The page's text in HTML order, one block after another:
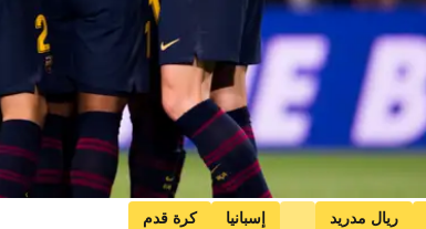
ريال مدريد إسبانيا كرة قدم